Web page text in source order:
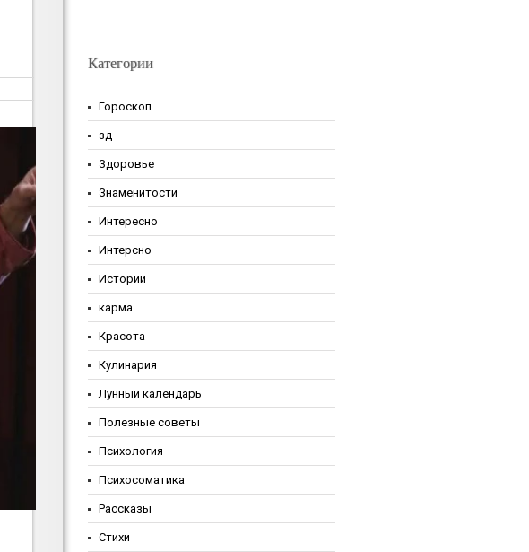
Категории
Гороскоп
зд
Здоровье
Знаменитости
Интересно
Интерсно
Истории
карма
Красота
Кулинария
Лунный календарь
Полезные советы
Психология
Психосоматика
Рассказы
Стихи